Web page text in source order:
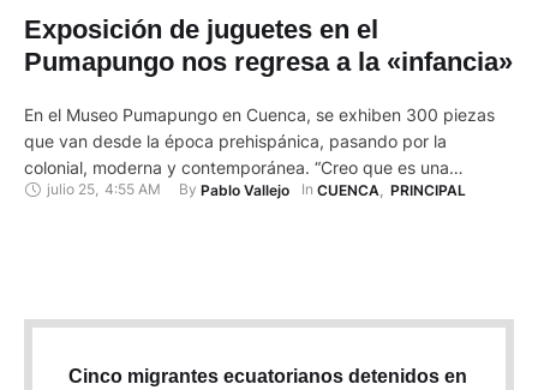
Exposición de juguetes en el
Pumapungo nos regresa a la «infancia»
En el Museo Pumapungo en Cuenca, se exhiben 300 piezas
que van desde la época prehispánica, pasando por la
colonial, moderna y contemporánea. “Creo que es una
exposición más para nosotros los adultos, pues nos hace
julio 25, 4:55 AM By Pablo Vallejo In CUENCA PRINCIPAL
Cinco migrantes ecuatorianos detenidos en